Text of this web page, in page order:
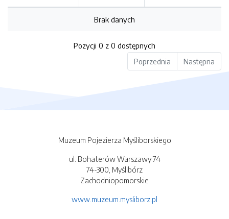
Brak danych
Pozycji 0 z 0 dostępnych
Poprzednia
Następna
Muzeum Pojezierza Myśliborskiego
ul. Bohaterów Warszawy 74
74-300, Myślibórz
Zachodniopomorskie
www.muzeum.mysliborz.pl